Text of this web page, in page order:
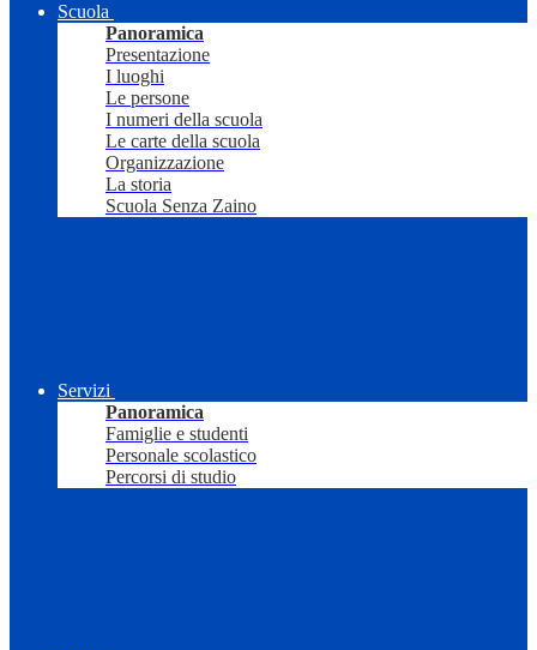
Scuola
Panoramica
Presentazione
I luoghi
Le persone
I numeri della scuola
Le carte della scuola
Organizzazione
La storia
Scuola Senza Zaino
Servizi
Panoramica
Famiglie e studenti
Personale scolastico
Percorsi di studio